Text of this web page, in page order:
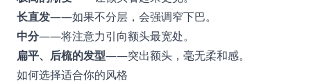
长直发——如果不分层，会强调窄下巴。
中分——将注意力引向额头最宽处。
扁平、后梳的发型——突出额头，毫无柔和感。
如何选择适合你的风格